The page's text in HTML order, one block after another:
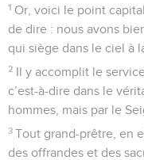
1 Or, voici le point
de dire : nous avons
qui siège dans le ciel à
2 Il y accomplit le
c’est-à-dire dans le
hommes, mais par le
3 Tout grand-prêtre, en
des offrandes et des